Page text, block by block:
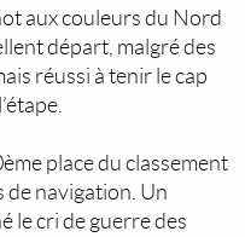
aux couleurs du Nord
départ, malgré des
réussi à tenir le cap
place du classement
de navigation. Un
le cri de guerre des